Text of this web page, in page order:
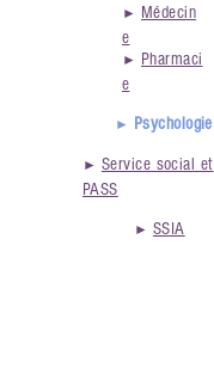
► Médecin
e
► Pharmaci
e
► Psychologie
► Service social et
PASS
► SSIA